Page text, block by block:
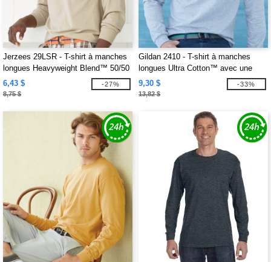
Jerzees 29LSR - T-shirt à manches
longues Heavyweight Blend™ 50/50
6,43 $
8,75 $
-27%
Gildan 2410 - T-shirt à manches
longues Ultra Cotton™ avec une
poche
9,30 $
13,82 $
-33%